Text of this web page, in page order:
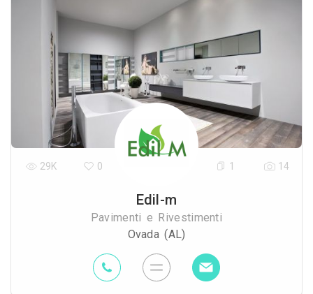
Edil-m
Pavimenti e Rivestimenti
Ovada (AL)
29K 0 1 14